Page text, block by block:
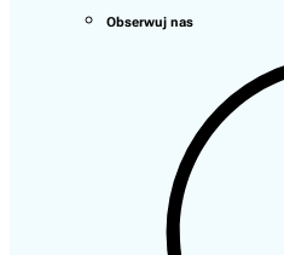
Obserwuj nas